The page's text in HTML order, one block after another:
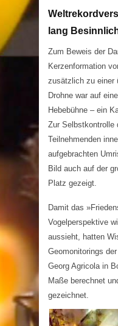
lang
Zum Beweis der
Kerzenformation
zusätzlich zu einer
Drohne war auf
Hebebühne – ein
Zur Selbstkontrolle
Teilnehmenden
aufgebrachten
Bild auch auf der
Platz gezeigt.
Damit das
Vogelperspektive
aussieht, hatten
Geomonitorings
Georg Agricola in
Maße berechnet
gezeichnet.